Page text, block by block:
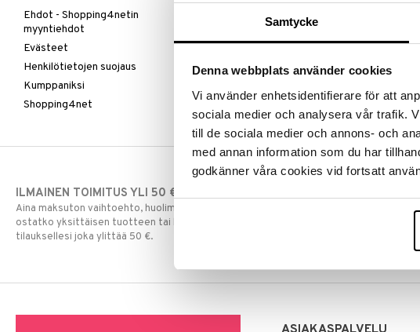
Samtycke
Denna webbplats använder cookies
Vi använder enhetsidentifierare för att
sociala medier och analysera vår trafik.
till de sociala medier och annons- och
med annan information som du har
godkänner våra cookies vid fortsatt
Ehdot - Shopping4netin
myyntiehdot
Evästeet
Henkilötietojen suojaus
Kumppaniksi
Shopping4net
ILMAINEN TOIMITUS YLI 50 €
Aina maksuton vaihtoehto, huolimatta siitä
ostatko yksittäisen tuotteen tai koko
tilauksellesi joka ylittää 50 €.
Ennen kello 13.00 tehdyt